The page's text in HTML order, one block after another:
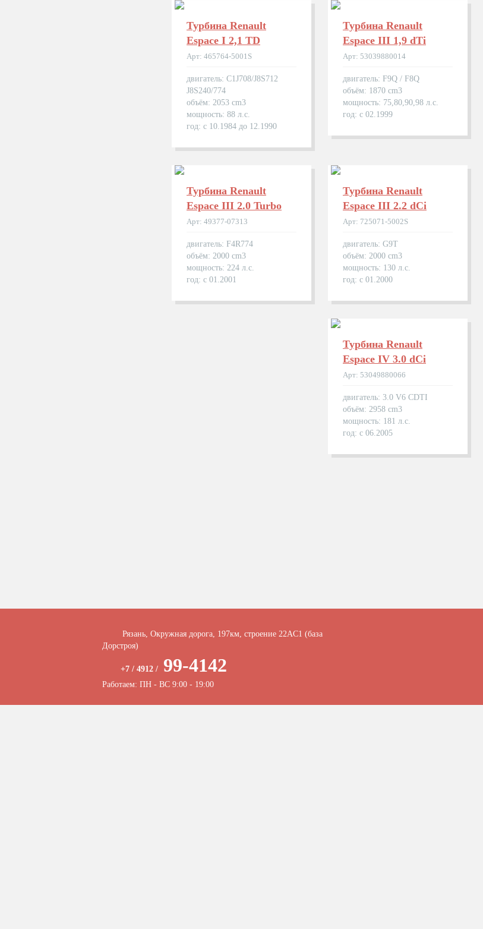
Турбина Renault
Espace I 2,1 TD
Арт: 465764-5001S
двигатель: C1J708/J8S712
J8S240/774
объём: 2053 cm3
мощность: 88 л.с.
год: с 10.1984 до 12.1990
Турбина Renault
Espace III 1,9 dTi
Арт: 53039880014
двигатель: F9Q / F8Q
объём: 1870 cm3
мощность: 75,80,90,98 л.с.
год: с 02.1999
Турбина Renault
Espace III 2.0 Turbo
Арт: 49377-07313
двигатель: F4R774
объём: 2000 cm3
мощность: 224 л.с.
год: с 01.2001
Турбина Renault
Espace III 2.2 dCi
Арт: 725071-5002S
двигатель: G9T
объём: 2000 cm3
мощность: 130 л.с.
год: с 01.2000
Турбина Renault
Espace IV 3.0 dCi
Арт: 53049880066
двигатель: 3.0 V6 CDTI
объём: 2958 cm3
мощность: 181 л.с.
год: с 06.2005
Рязань, Окружная дорога, 197км, строение 22АC1 (база
Дорстроя)
+7 / 4912 / 99-4142
Работаем: ПН - ВС 9:00 - 19:00